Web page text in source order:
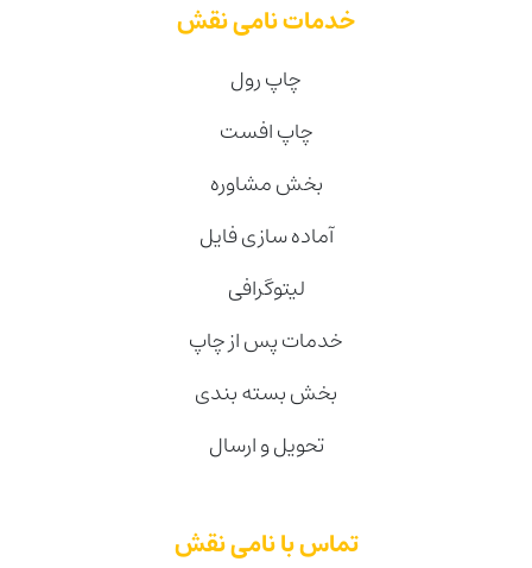
خدمات نامی نقش
چاپ رول
چاپ افست
بخش مشاوره
آماده سازی فایل
لیتوگرافی
خدمات پس از چاپ
بخش بسته بندی
تحویل و ارسال
تماس با نامی نقش